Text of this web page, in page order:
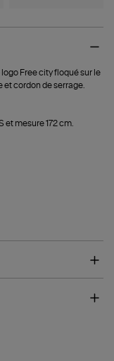
Free city floqué sur le
cordon de serrage.
et mesure 172 cm.